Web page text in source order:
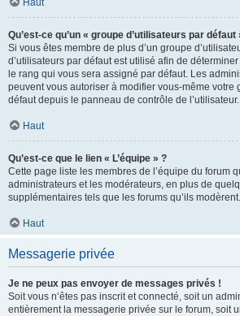
Haut
Qu’est-ce qu’un « groupe d’utilisateurs par défaut
Si vous êtes membre de plus d’un groupe
d’utilisateurs par défaut est utilisé afin de
le rang qui vous sera assigné par défaut. Les
peuvent vous autoriser à modifier vous-même votre
défaut depuis le panneau de contrôle de l’utilisateur.
Haut
Qu’est-ce que le lien « L’équipe » ?
Cette page liste les membres de l’équipe du forum
administrateurs et les modérateurs, en plus de
supplémentaires tels que les forums qu’ils modèrent.
Haut
Messagerie privée
Je ne peux pas envoyer de messages privés !
Soit vous n’êtes pas inscrit et connecté, soit un
entièrement la messagerie privée sur le forum, soit